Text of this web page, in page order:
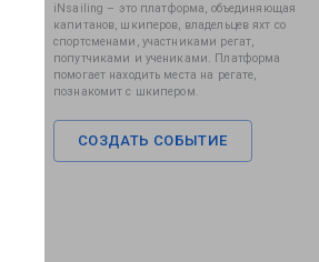
iNsailing – это платформа, объединяющая
капитанов, шкиперов, владельцев яхт со
спортсменами, участниками регат,
попутчиками и учениками. Платформа
помогает находить места на регате,
познакомит с шкипером.
СОЗДАТЬ СОБЫТИЕ